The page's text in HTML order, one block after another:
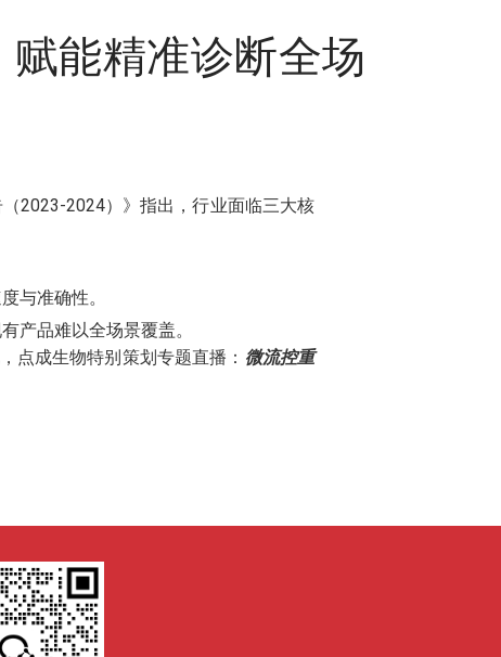
能精准诊断全场
2023-2024）》指出，行业面临三大核
与准确性。
产品难以全场景覆盖。
点成生物特别策划专题直播： 微流控重